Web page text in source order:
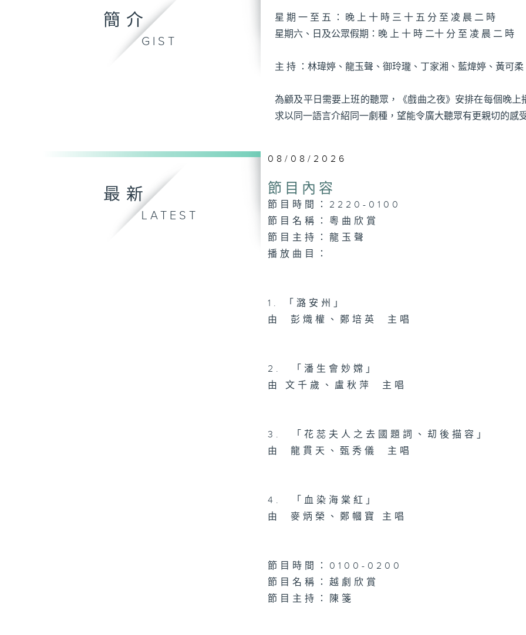
簡介
GIST
星 期 一 至 五 ： 晚 上 十 時 三 十 五 分 至 凌 晨 二 時
星期六、日及公眾假期：晚 上 十 時 二十 分 至 凌 晨 二 時
主 持 ：林瑋婷、龍玉聲、御玲瓏、丁家湘、藍煒婷、黃可
為顧及平日需要上班的聽眾，《戲曲之夜》安排在每個晚
求以同一語言介紹同一劇種，望能令廣大聽眾有更親切的感
最新
LATEST
08/08/2026
節目內容
節目時間：2220-0100
節目名稱：粵曲欣賞
節目主持：龍玉聲
播放曲目：
1. 「潞安州」
由 彭熾權、鄭培英 主唱
2. 「潘生會妙嫦」
由 文千歲、盧秋萍 主唱
3. 「花蕊夫人之去國題詞、刧後描容」
由 龍貫天、甄秀儀 主唱
4. 「血染海棠紅」
由 麥炳榮、鄭幗寶 主唱
節目時間：0100-0200
節目名稱：越劇欣賞
節目主持：陳箋